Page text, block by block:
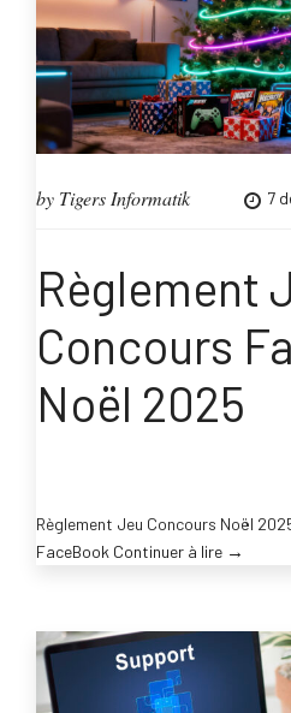
by Tigers Informatik 7
Règlement
Concours
Noël 2025
Règlement Jeu Concours Noël
FaceBook Continuer à lire
2025”
→